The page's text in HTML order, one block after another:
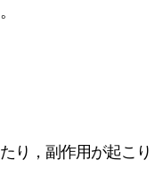
り，副作用が起こり